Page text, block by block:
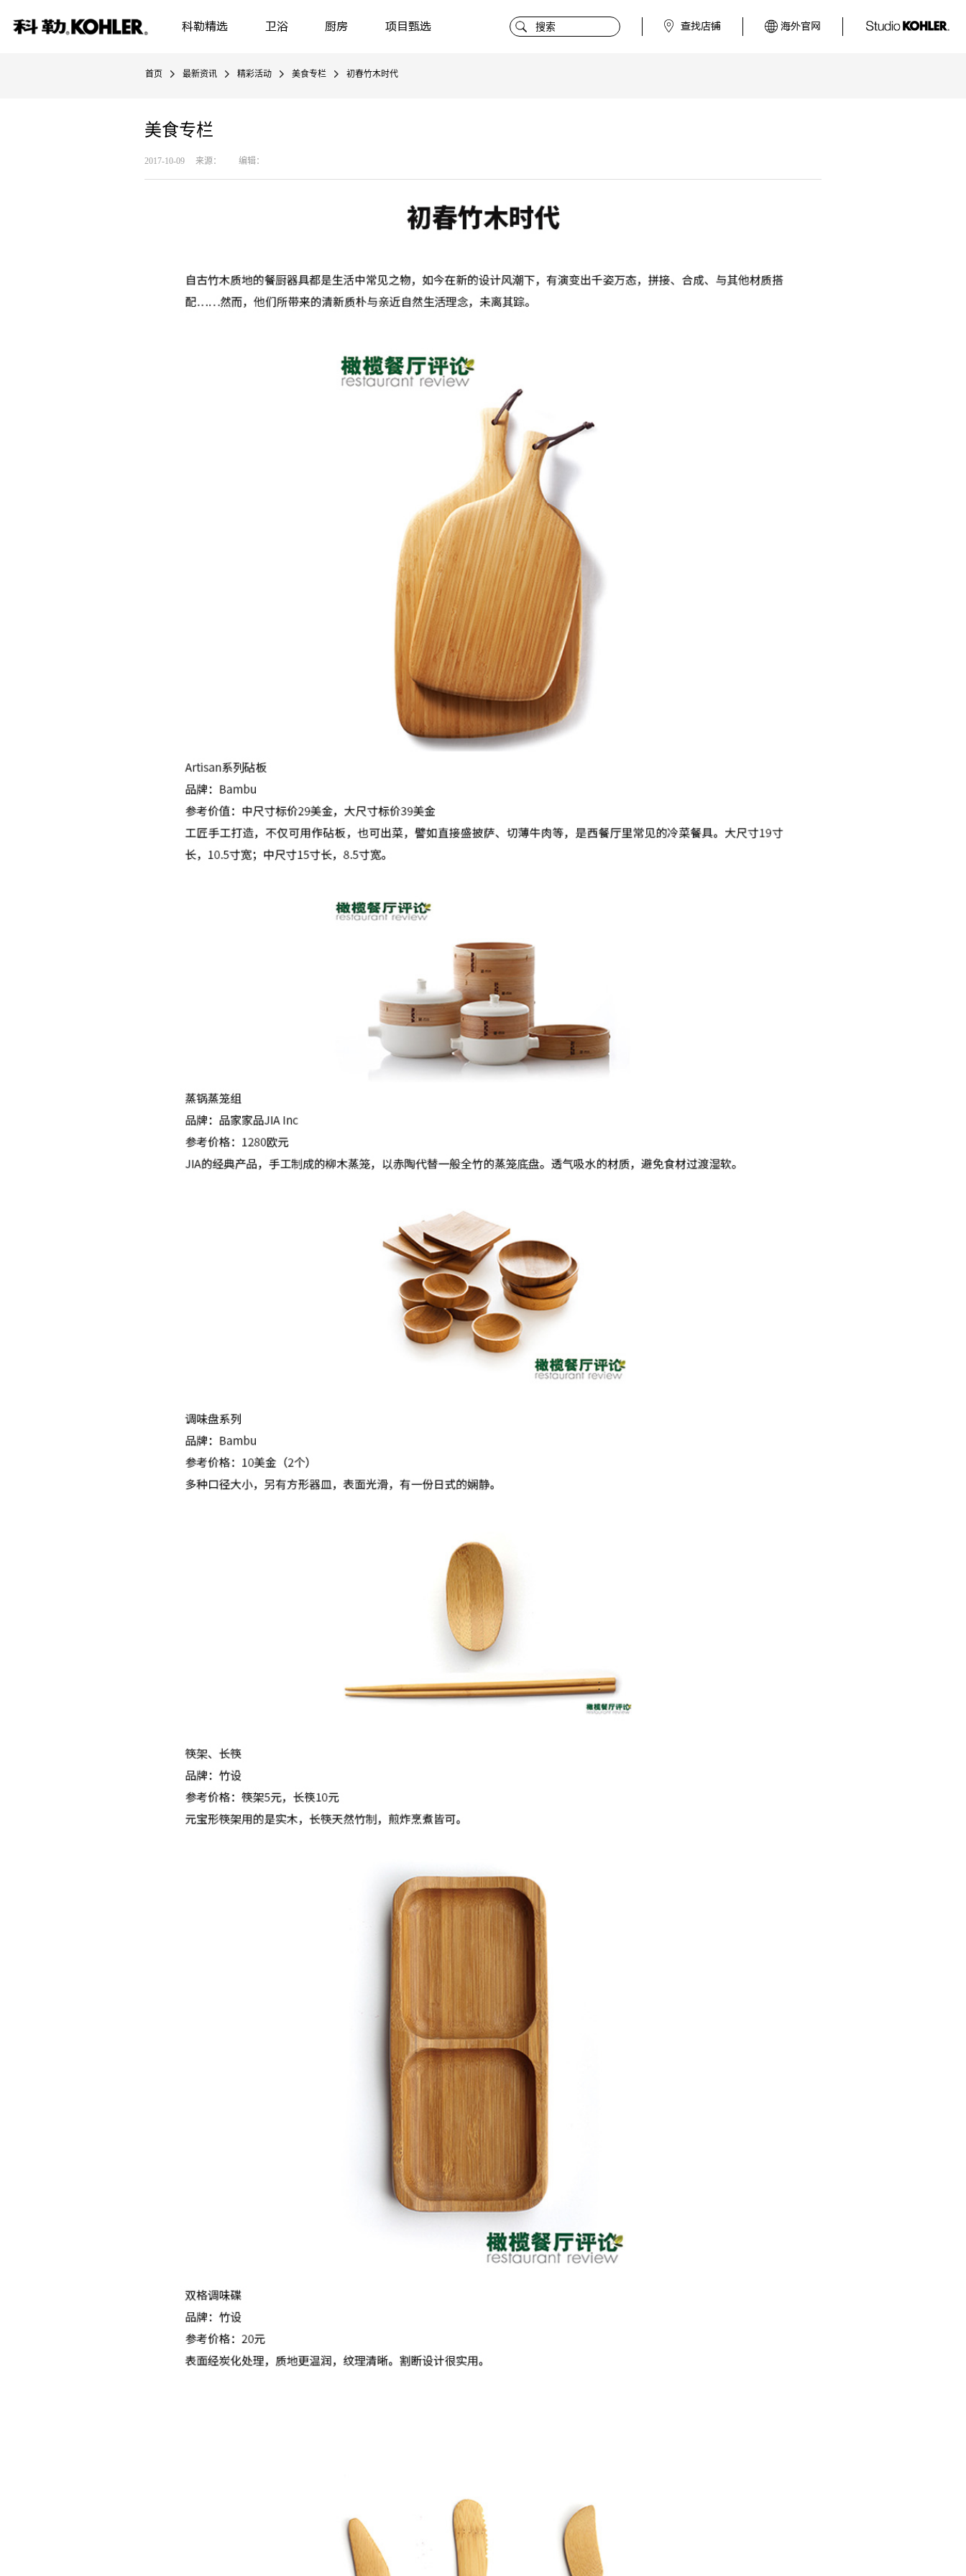
科勒精选 卫浴 厨房 项目甄选 查找店铺 海外官网
首页 最新资讯 精彩活动 美食专栏 初春竹木时代
美食专栏
2017-10-09 来源： 编辑：